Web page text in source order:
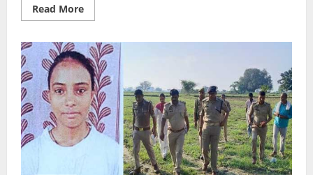
Read MoreRead
more
में
पुलिस
बर्बरता
से
मचा
बवाल:
व्यापारी
को
सड़क
पर